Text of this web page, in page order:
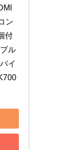
ン
付
ル
イ